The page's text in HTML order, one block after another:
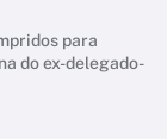
para
do ex-delegado-